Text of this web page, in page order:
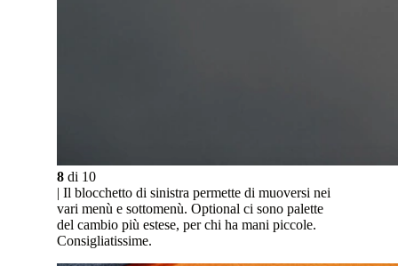
8 di 10
| Il blocchetto di sinistra permette di muoversi nei
vari menù e sottomenù. Optional ci sono palette
del cambio più estese, per chi ha mani piccole.
Consigliatissime.